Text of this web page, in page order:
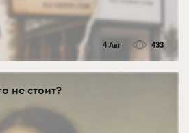
4 Авг 433
не стоит?